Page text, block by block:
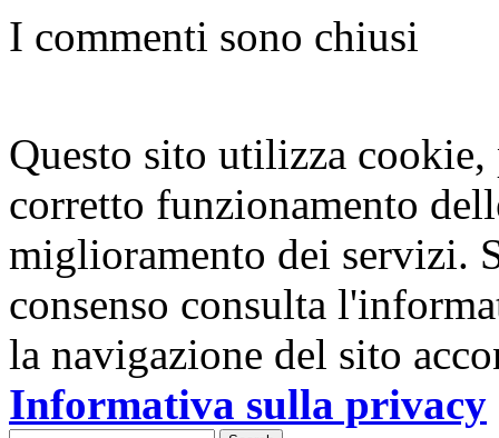
I commenti sono chiusi
Questo sito utilizza
corretto funzionamento
miglioramento dei servizi.
consenso consulta
la navigazione del sito
Informativa sulla privacy